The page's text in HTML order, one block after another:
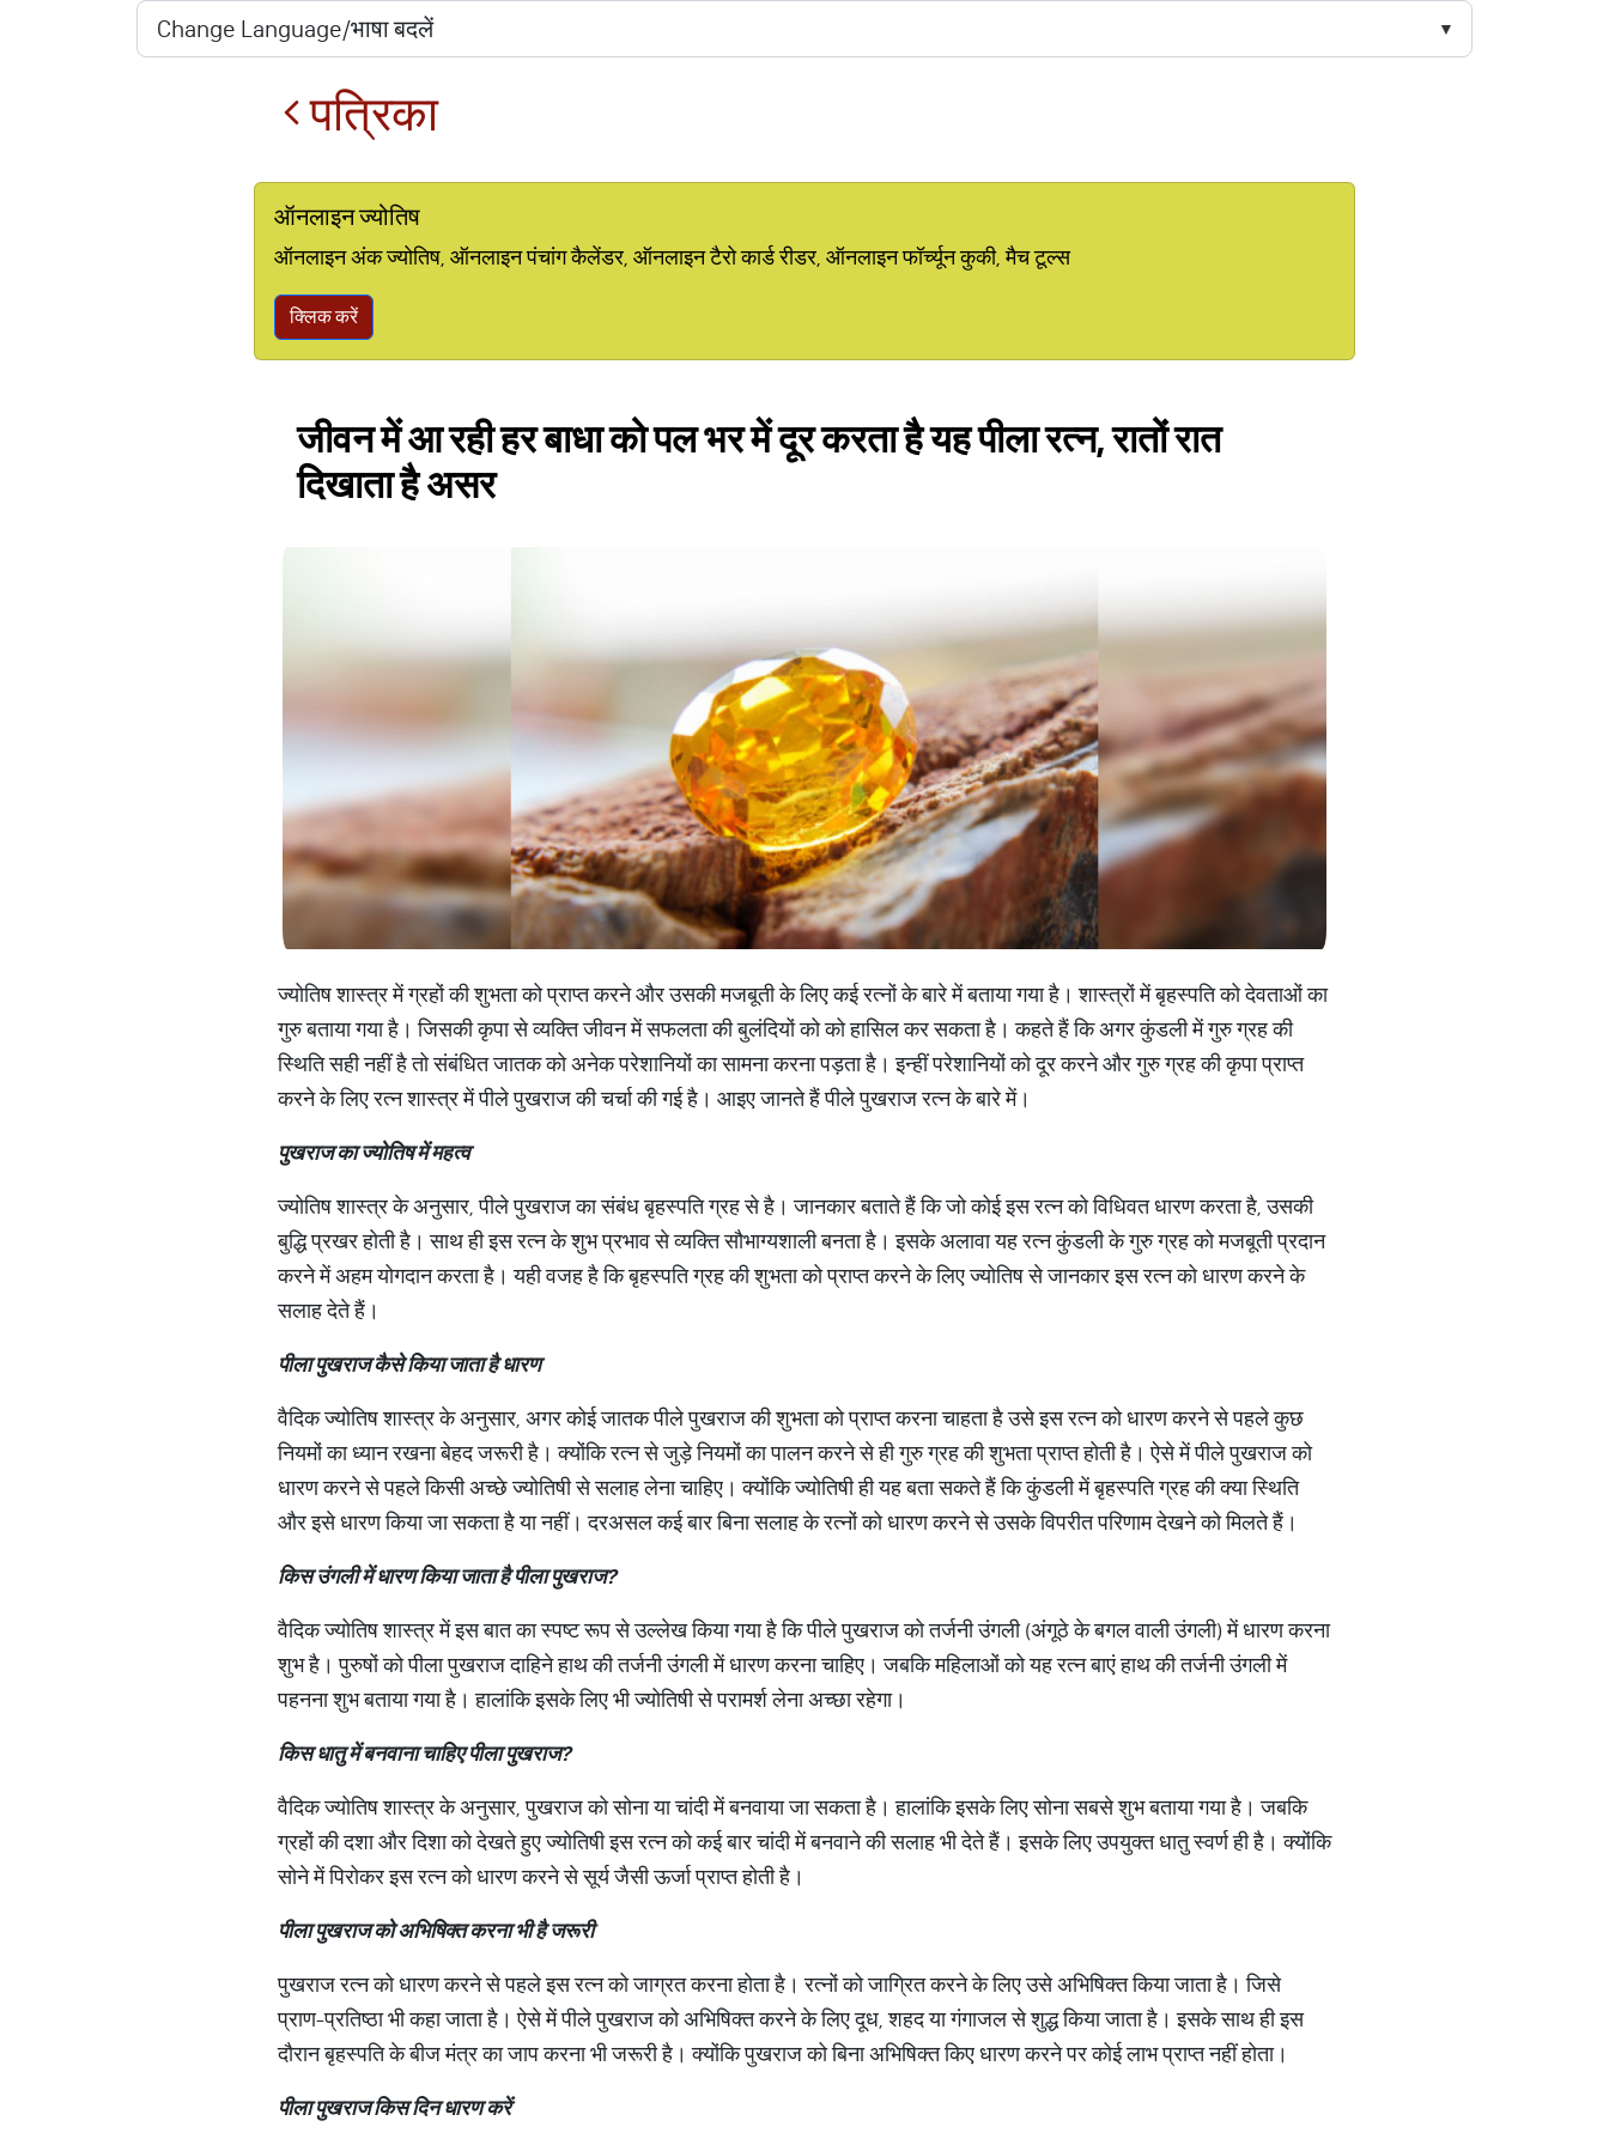
पत्रिका
ऑनलाइन ज्योतिष
ऑनलाइन अंक ज्योतिष, ऑनलाइन पंचांग कैलेंडर, ऑनलाइन टैरो कार्ड रीडर, ऑनलाइन फॉर्च्यून कुकी, मैच टूल्स
क्लिक करें
जीवन में आ रही हर बाधा को पल भर में दूर करता है यह पीला रत्न, रातों रात
दिखाता है असर
ज्योतिष शास्त्र में ग्रहों की शुभता को प्राप्त करने और उसकी मजबूती के लिए कई रत्नों के बारे में बताया गया है। शास्त्रों में बृहस्पति को देवताओं का
गुरु बताया गया है। जिसकी कृपा से व्यक्ति जीवन में सफलता की बुलंदियों को को हासिल कर सकता है। कहते हैं कि अगर कुंडली में गुरु ग्रह की
स्थिति सही नहीं है तो संबंधित जातक को अनेक परेशानियों का सामना करना पड़ता है। इन्हीं परेशानियों को दूर करने और गुरु ग्रह की कृपा प्राप्त
करने के लिए रत्न शास्त्र में पीले पुखराज की चर्चा की गई है। आइए जानते हैं पीले पुखराज रत्न के बारे में।
पुखराजकाज्योतिषमेंमहत्व
ज्योतिष शास्त्र के अनुसार, पीले पुखराज का संबंध बृहस्पति ग्रह से है। जानकार बताते हैं कि जो कोई इस रत्न को विधिवत धारण करता है, उसकी
बुद्धि प्रखर होती है। साथ ही इस रत्न के शुभ प्रभाव से व्यक्ति सौभाग्यशाली बनता है। इसके अलावा यह रत्न कुंडली के गुरु ग्रह को मजबूती प्रदान
करने में अहम योगदान करता है। यही वजह है कि बृहस्पति ग्रह की शुभता को प्राप्त करने के लिए ज्योतिष से जानकार इस रत्न को धारण करने के
सलाह देते हैं।
पीलापुखराजकैसेकियाजाताहै धारण
वैदिक ज्योतिष शास्त्र के अनुसार, अगर कोई जातक पीले पुखराज की शुभता को प्राप्त करना चाहता है उसे इस रत्न को धारण करने से पहले कुछ
नियमों का ध्यान रखना बेहद जरूरी है। क्योंकि रत्न से जुड़े नियमों का पालन करने से ही गुरु ग्रह की शुभता प्राप्त होती है। ऐसे में पीले पुखराज को
धारण करने से पहले किसी अच्छे ज्योतिषी से सलाह लेना चाहिए। क्योंकि ज्योतिषी ही यह बता सकते हैं कि कुंडली में बृहस्पति ग्रह की क्या स्थिति
और इसे धारण किया जा सकता है या नहीं। दरअसल कई बार बिना सलाह के रत्नों को धारण करने से उसके विपरीत परिणाम देखने को मिलते हैं।
किसउंगलीमेंधारणकियाजाताहै पीलापुखराज?
वैदिक ज्योतिष शास्त्र में इस बात का स्पष्ट रूप से उल्लेख किया गया है कि पीले पुखराज को तर्जनी उंगली (अंगूठे के बगल वाली उंगली) में धारण करना
शुभ है। पुरुषों को पीला पुखराज दाहिने हाथ की तर्जनी उंगली में धारण करना चाहिए। जबकि महिलाओं को यह रत्न बाएं हाथ की तर्जनी उंगली में
पहनना शुभ बताया गया है। हालांकि इसके लिए भी ज्योतिषी से परामर्श लेना अच्छा रहेगा।
किसधातुमेंबनवानाचाहिएपीलापुखराज?
वैदिक ज्योतिष शास्त्र के अनुसार, पुखराज को सोना या चांदी में बनवाया जा सकता है। हालांकि इसके लिए सोना सबसे शुभ बताया गया है। जबकि
ग्रहों की दशा और दिशा को देखते हुए ज्योतिषी इस रत्न को कई बार चांदी में बनवाने की सलाह भी देते हैं। इसके लिए उपयुक्त धातु स्वर्ण ही है। क्योंकि
सोने में पिरोकर इस रत्न को धारण करने से सूर्य जैसी ऊर्जा प्राप्त होती है।
पीलापुखराजकोअभिषिक्तकरनाभीहै जरूरी
पुखराज रत्न को धारण करने से पहले इस रत्न को जाग्रत करना होता है। रत्नों को जाग्रित करने के लिए उसे अभिषिक्त किया जाता है। जिसे
प्राण-प्रतिष्ठा भी कहा जाता है। ऐसे में पीले पुखराज को अभिषिक्त करने के लिए दूध, शहद या गंगाजल से शुद्ध किया जाता है। इसके साथ ही इस
दौरान बृहस्पति के बीज मंत्र का जाप करना भी जरूरी है। क्योंकि पुखराज को बिना अभिषिक्त किए धारण करने पर कोई लाभ प्राप्त नहीं होता।
पीलापुखराजकिसदिनधारणकरें